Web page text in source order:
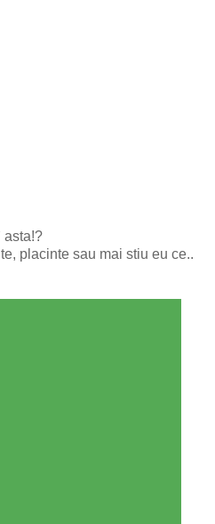
asta!?
placinte sau mai stiu eu ce..